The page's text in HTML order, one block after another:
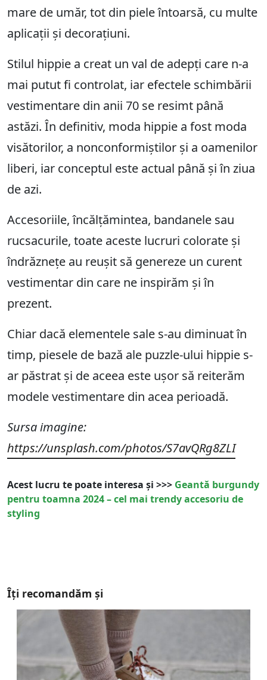
mare de umăr, tot din piele întoarsă, cu multe
aplicații și decorațiuni.
Stilul hippie a creat un val de adepți care n-a
mai putut fi controlat, iar efectele schimbării
vestimentare din anii 70 se resimt până
astăzi. În definitiv, moda hippie a fost moda
visătorilor, a nonconformiștilor și a oamenilor
liberi, iar conceptul este actual până și în ziua
de azi.
Accesoriile, încălțămintea, bandanele sau
rucsacurile, toate aceste lucruri colorate și
îndrăznețe au reușit să genereze un curent
vestimentar din care ne inspirăm și în
prezent.
Chiar dacă elementele sale s-au diminuat în
timp, piesele de bază ale puzzle-ului hippie s-
ar păstrat și de aceea este ușor să reiterăm
modele vestimentare din acea perioadă.
Sursa imagine:
https://unsplash.com/photos/S7avQRg8ZLI
Acest lucru te poate interesa și >>> Geantă burgundy
pentru toamna 2024 – cel mai trendy accesoriu de
styling
Îți recomandăm și